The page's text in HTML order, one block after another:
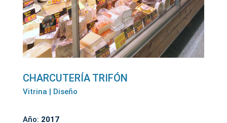
CHARCUTERÍA TRIFÓN
Vitrina | Diseño
Año: 2017